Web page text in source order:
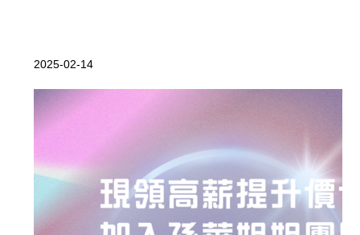
2025-02-14